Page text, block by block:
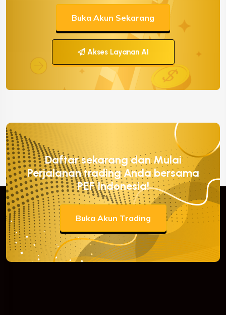
Buka Akun Sekarang
Akses Layanan AI
Daftar sekarang dan Mulai
Perjalanan trading Anda bersama
PEF Indonesia!
Buka Akun Trading